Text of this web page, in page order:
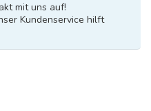
mit uns auf!
Kundenservice hilft